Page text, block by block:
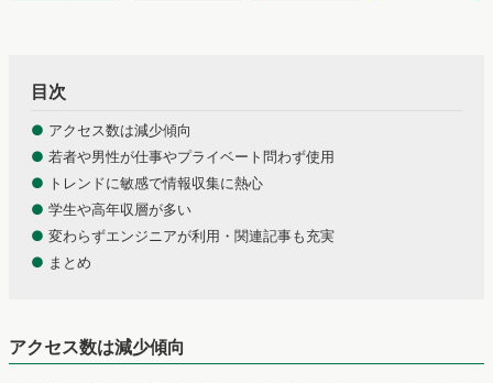
目次
● アクセス数は減少傾向
● 若者や男性が仕事やプライベート問わず使用
● トレンドに敏感で情報収集に熱心
● 学生や高年収層が多い
● 変わらずエンジニアが利用・関連記事も充実
● まとめ
アクセス数は減少傾向